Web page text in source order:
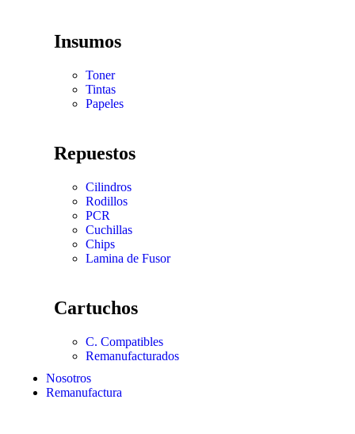
Insumos
Toner
Tintas
Papeles
Repuestos
Cilindros
Rodillos
PCR
Cuchillas
Chips
Lamina de Fusor
Cartuchos
C. Compatibles
Remanufacturados
Nosotros
Remanufactura